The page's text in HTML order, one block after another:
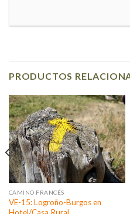
PRODUCTOS
CAMINO FRANCÉS
VE-15: Logroño-Burgos en